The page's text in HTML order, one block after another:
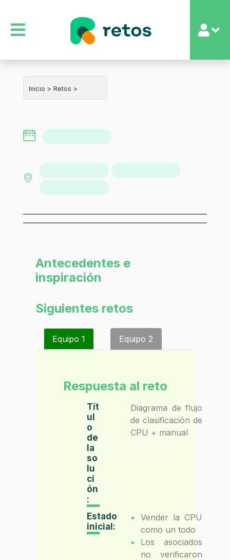
Inicio > Retos >
Antecedentes e
inspiración
Siguientes retos
Equipo 1 Equipo 2
Respuesta al reto
Tít
ul
o
de
la
so
lu
ci
ón
:
Diagrama de flujo
de clasificación de
CPU + manual
Estado
inicial:
Vender la CPU
como un todo
Los asociados
no verificaron